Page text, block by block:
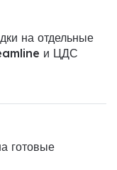
на отдельные
и ЦДС
готовые